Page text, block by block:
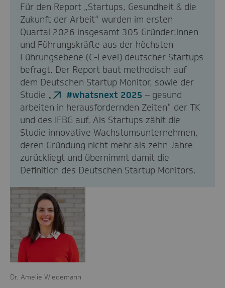
Für den Report „Startups, Gesundheit & die
Zukunft der Arbeit“ wurden im ersten
Quartal 2026 insgesamt 305 Gründer:innen
und Führungskräfte aus der höchsten
Führungsebene (C-Level) deutscher Startups
befragt. Der Report baut methodisch auf
dem Deutschen Startup Monitor, sowie der
Studie „
#whatsnext 2025 – gesund
arbeiten in herausfordernden Zeiten“ der TK
und des IFBG auf. Als Startups zählt die
Studie innovative Wachstumsunternehmen,
deren Gründung nicht mehr als zehn Jahre
zurückliegt und übernimmt damit die
Definition des Deutschen Startup Monitors.
Dr. Amelie Wiedemann